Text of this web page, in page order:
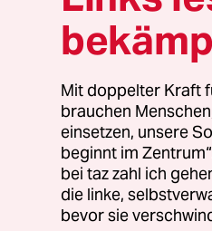
Mai
der US-
Notstand in der US-
Da die Realität
und
von Präsident Donald
Mit doppelter Kraft
brauchen
einsetzen, unsere
beginnt im
bei taz zahl ich
die linke,
bevor sie